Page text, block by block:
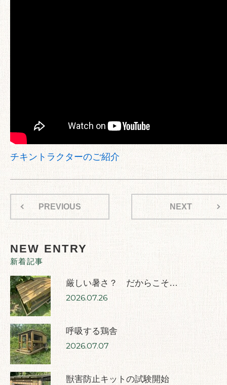
チキントラクターのご紹介
PREVIOUS NEXT
NEW ENTRY
新着記事
厳しい暑さ？ だからこそ…
2026.07.26
呼吸する鶏舎
2026.07.07
獣害防止キットの試験開始